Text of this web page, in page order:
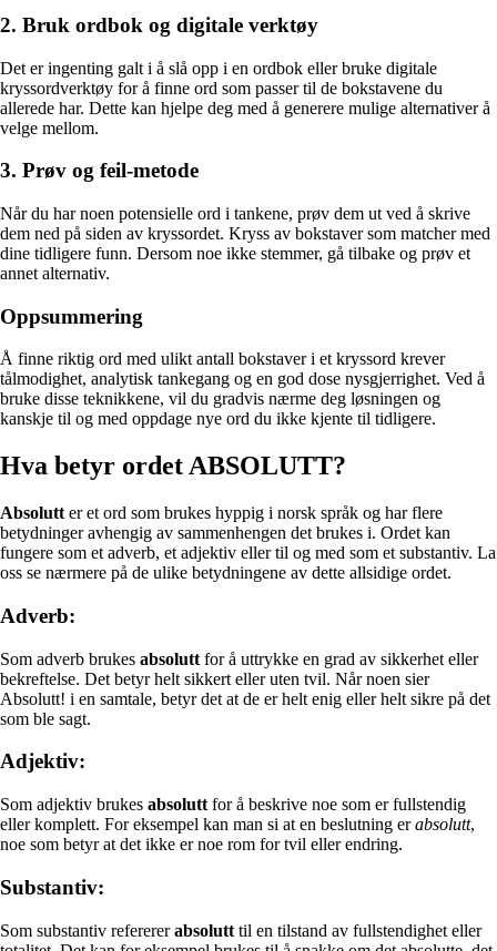
2. Bruk ordbok og digitale verktøy
Det er ingenting galt i å slå opp i en ordbok eller bruke digitale
kryssordverktøy for å finne ord som passer til de bokstavene du
allerede har. Dette kan hjelpe deg med å generere mulige alternativer å
velge mellom.
3. Prøv og feil-metode
Når du har noen potensielle ord i tankene, prøv dem ut ved å skrive
dem ned på siden av kryssordet. Kryss av bokstaver som matcher med
dine tidligere funn. Dersom noe ikke stemmer, gå tilbake og prøv et
annet alternativ.
Oppsummering
Å finne riktig ord med ulikt antall bokstaver i et kryssord krever
tålmodighet, analytisk tankegang og en god dose nysgjerrighet. Ved å
bruke disse teknikkene, vil du gradvis nærme deg løsningen og
kanskje til og med oppdage nye ord du ikke kjente til tidligere.
Hva betyr ordet ABSOLUTT?
Absolutt er et ord som brukes hyppig i norsk språk og har flere
betydninger avhengig av sammenhengen det brukes i. Ordet kan
fungere som et adverb, et adjektiv eller til og med som et substantiv. La
oss se nærmere på de ulike betydningene av dette allsidige ordet.
Adverb:
Som adverb brukes absolutt for å uttrykke en grad av sikkerhet eller
bekreftelse. Det betyr helt sikkert eller uten tvil. Når noen sier
Absolutt! i en samtale, betyr det at de er helt enig eller helt sikre på det
som ble sagt.
Adjektiv:
Som adjektiv brukes absolutt for å beskrive noe som er fullstendig
eller komplett. For eksempel kan man si at en beslutning erabsolutt,
noe som betyr at det ikke er noe rom for tvil eller endring.
Substantiv:
Som substantiv referererabsolutt til en tilstand av fullstendighet eller